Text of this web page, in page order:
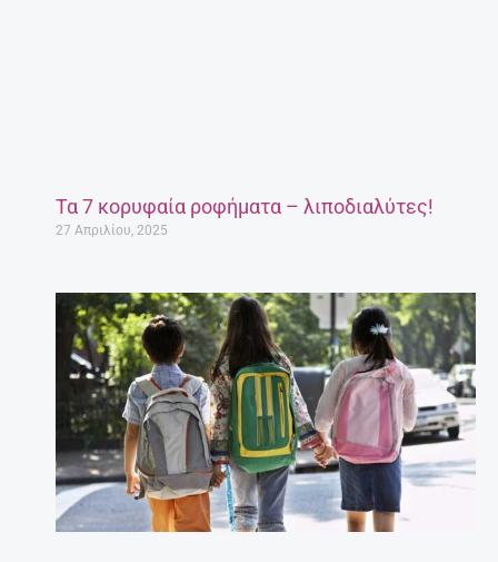
Τα 7 κορυφαία ροφήματα – λιποδιαλύτες!
27 Απριλίου, 2025